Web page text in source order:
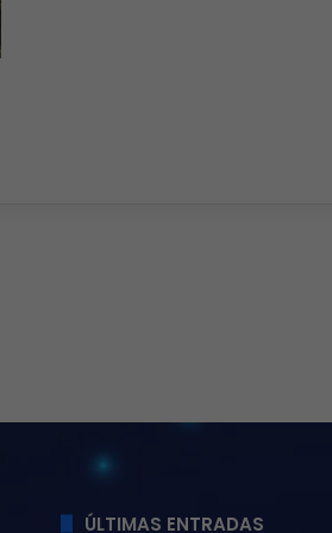
ÚLTIMAS ENTRADAS